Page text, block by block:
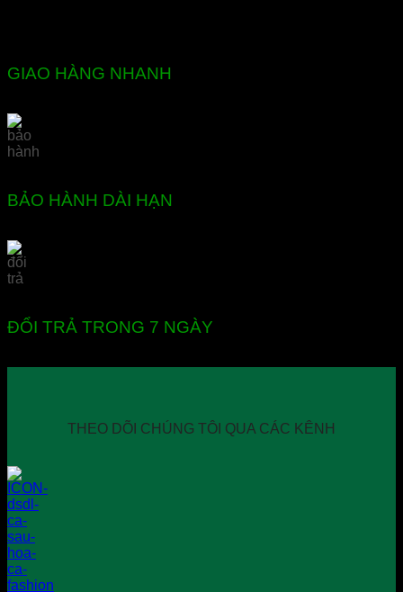
GIAO HÀNG NHANH
BẢO HÀNH DÀI HẠN
ĐỔI TRẢ TRONG 7 NGÀY
THEO DÕI CHÚNG TÔI QUA CÁC KÊNH